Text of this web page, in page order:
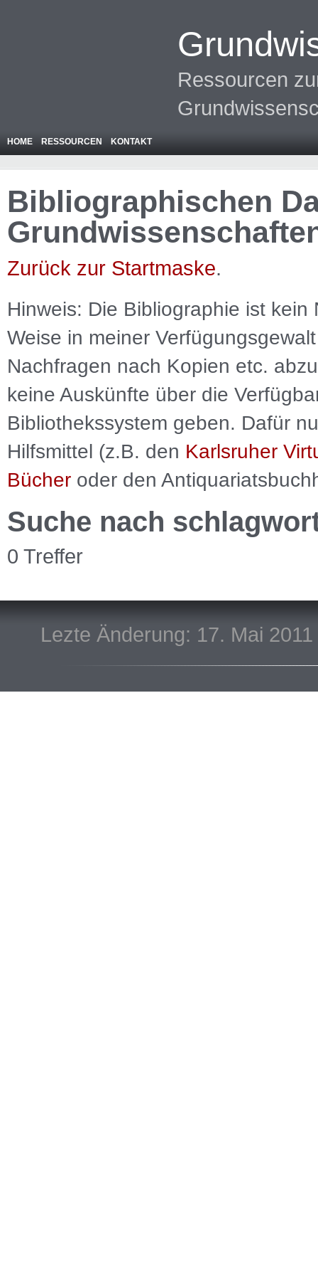
Ressourcen
HOME RESSOURCEN KONTAKT
Bibliographischen
Zurück zur Startmaske.
Hinweis: Die Bibliographie ist kein
Weise in meiner
Nachfragen nach Kopien etc.
keine Auskünfte über die
Bibliothekssystem geben. Dafür
Hilfsmittel (z.B. den Karlsruher
Bücher oder den
Suche nach
0 Treffer
Lezte Änderung: 17. Mai